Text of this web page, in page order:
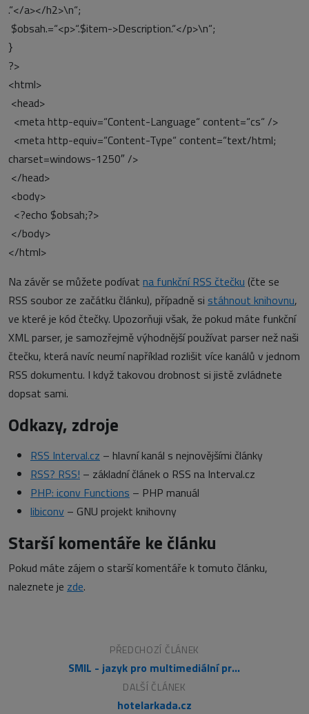
.“</a></h2>\n“;
$obsah.=“<p>“.$item->Description.“</p>\n“;
}
?>
<html>
<head>
<meta http-equiv=“Content-Language“ content=“cs“ />
<meta http-equiv=“Content-Type“ content=“text/html;
charset=windows-1250″ />
</head>
<body>
<?echo $obsah;?>
</body>
</html>
Na závěr se můžete podívat na funkční RSS čtečku (čte se
RSS soubor ze začátku článku), případně si stáhnout knihovnu,
ve které je kód čtečky. Upozorňuji však, že pokud máte funkční
XML parser, je samozřejmě výhodnější používat parser než naši
čtečku, která navíc neumí například rozlišit více kanálů v jednom
RSS dokumentu. I když takovou drobnost si jistě zvládnete
dopsat sami.
Odkazy, zdroje
RSS Interval.cz – hlavní kanál s nejnovějšími články
RSS? RSS! – základní článek o RSS na Interval.cz
PHP: iconv Functions – PHP manuál
libiconv – GNU projekt knihovny
Starší komentáře ke článku
Pokud máte zájem o starší komentáře k tomuto článku,
naleznete je zde.
PŘEDCHOZÍ ČLÁNEK
SMIL - jazyk pro multimediální prezentace
DALŠÍ ČLÁNEK
hotelarkada.cz